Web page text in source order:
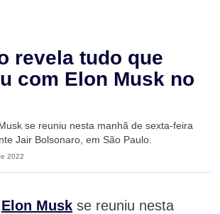
revela tudo que
com Elon Musk no
se reuniu nesta manhã de sexta-feira
Jair Bolsonaro, em São Paulo.
2022
Elon Musk se reuniu nesta